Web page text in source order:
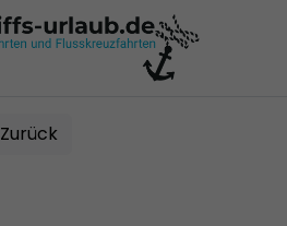
Zurück